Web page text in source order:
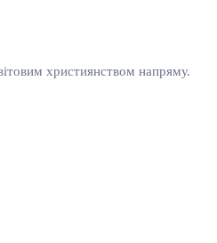
християнством напряму.